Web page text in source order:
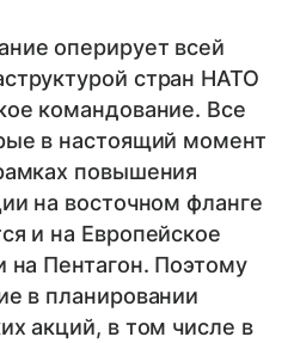
оперирует всей
стран НАТО
командование. Все
в настоящий момент
повышения
на восточном фланге
и на Европейское
на Пентагон. Поэтому
в планировании
акций, в том числе в